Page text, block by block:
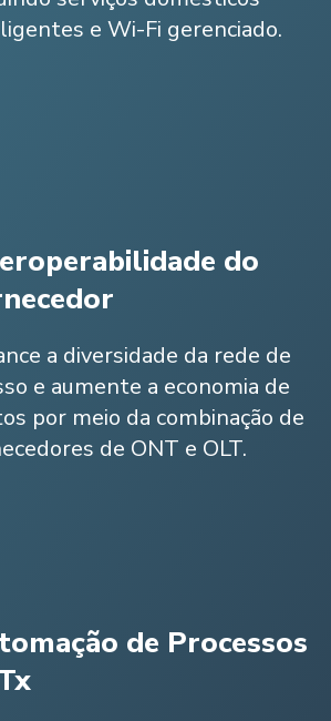
e Wi-Fi gerenciado.
do
a diversidade da rede de
e aumente a economia de
por meio da combinação de
de ONT e OLT.
de Processos